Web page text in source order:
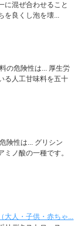
に混ぜ合わせること
を良くし泡を壊...
の危険性は... 厚生労
る人工甘味料を五十
険性は... グリシン
ノ酸の一種です。
大人・子供・赤ちゃ...